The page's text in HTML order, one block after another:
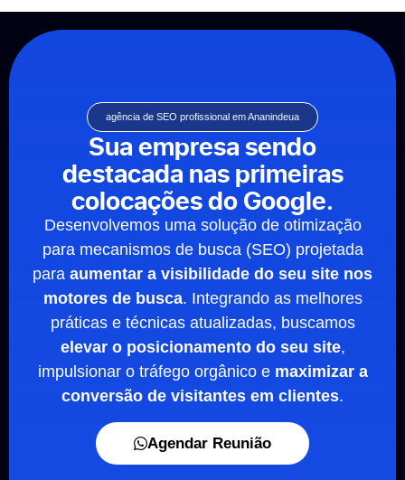
agência de SEO profissional em Ananindeua
Sua empresa sendo
destacada nas primeiras
colocações do Google.
Desenvolvemos uma solução de otimização
para mecanismos de busca (SEO) projetada
para aumentar a visibilidade do seu site nos
motores de busca. Integrando as melhores
práticas e técnicas atualizadas, buscamos
elevar o posicionamento do seu site,
impulsionar o tráfego orgânico e maximizar a
conversão de visitantes em clientes.
Agendar Reunião